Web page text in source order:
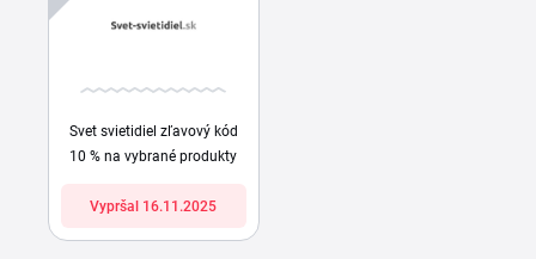
Svet svietidiel zľavový kód
10 % na vybrané produkty
Vypršal 16.11.2025